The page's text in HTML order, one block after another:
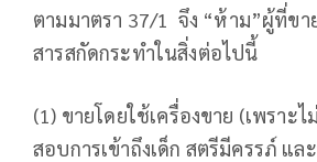
ตามมาตรา 37/1 จึง “ห้าม”ผู้ที่ข
สารสกัดกระทำในสิ่งต่อไปนี้
(1) ขายโดยใช้เครื่องขาย (เพราะไ
สอบการเข้าถึงเด็ก สตรีมีครรภ์ แ